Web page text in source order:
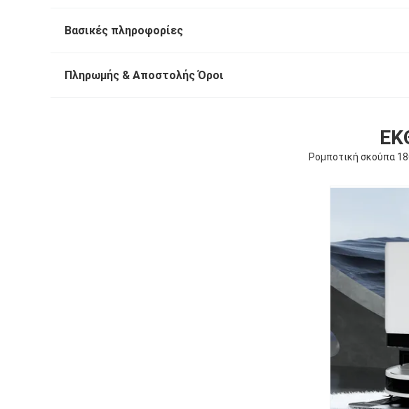
Βασικές πληροφορίες
Πληρωμής & Αποστολής Όροι
Ρομποτική σκούπα